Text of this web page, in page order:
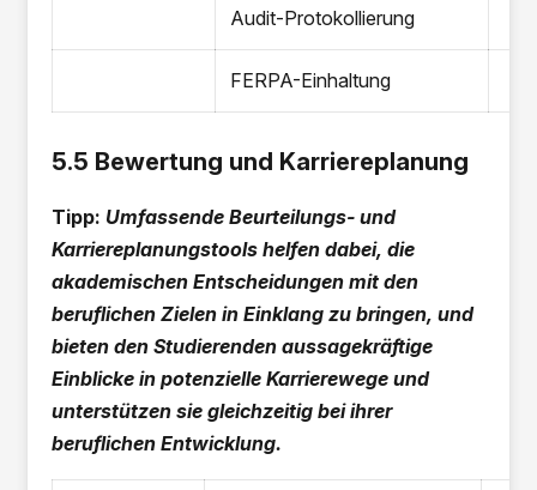
Audit-Protokollierung
FERPA-Einhaltung
5.5 Bewertung und Karriereplanung
Tipp: Umfassende Beurteilungs- und
Karriereplanungstools helfen dabei, die
akademischen Entscheidungen mit den
beruflichen Zielen in Einklang zu bringen, und
bieten den Studierenden aussagekräftige
Einblicke in potenzielle Karrierewege und
unterstützen sie gleichzeitig bei ihrer
beruflichen Entwicklung.